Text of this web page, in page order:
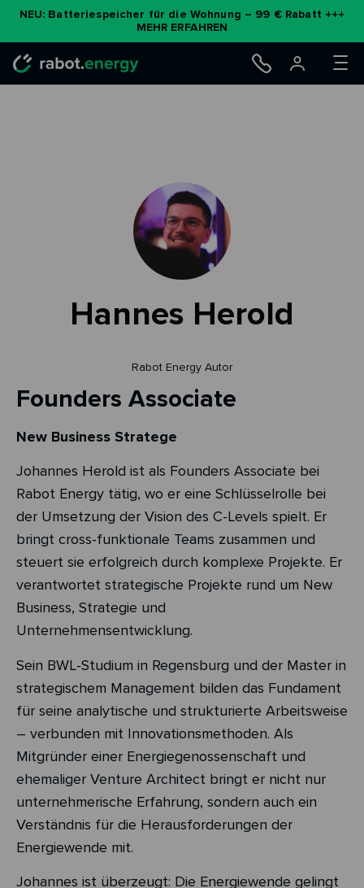
NEU: Batteriespeicher für die Wohnung – 99 € Rabatt +++
MEHR ERFAHREN
Hannes Herold
Rabot Energy Autor
Founders Associate
New Business Stratege
Johannes Herold ist als Founders Associate bei
Rabot Energy tätig, wo er eine Schlüsselrolle bei
der Umsetzung der Vision des C-Levels spielt. Er
bringt cross-funktionale Teams zusammen und
steuert sie erfolgreich durch komplexe Projekte. Er
verantwortet strategische Projekte rund um New
Business, Strategie und
Unternehmensentwicklung.
Sein BWL-Studium in Regensburg und der Master in
strategischem Management bilden das Fundament
für seine analytische und strukturierte Arbeitsweise
– verbunden mit Innovationsmethoden. Als
Mitgründer einer Energiegenossenschaft und
ehemaliger Venture Architect bringt er nicht nur
unternehmerische Erfahrung, sondern auch ein
Verständnis für die Herausforderungen der
Energiewende mit.
Johannes ist überzeugt: Die Energiewende gelingt
Zum
Inhalt
springen